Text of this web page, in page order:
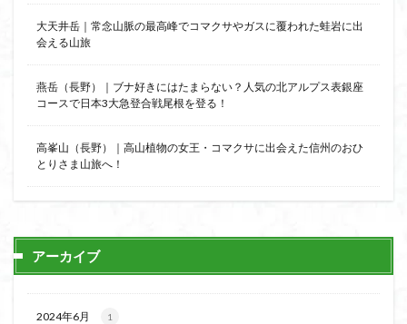
大天井岳｜常念山脈の最高峰でコマクサやガスに覆われた蛙岩に出
会える山旅
燕岳（長野）｜ブナ好きにはたまらない？人気の北アルプス表銀座
コースで日本3大急登合戦尾根を登る！
高峯山（長野）｜高山植物の女王・コマクサに出会えた信州のおひ
とりさま山旅へ！
アーカイブ
2024年6月 1